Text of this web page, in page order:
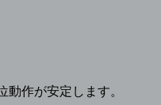
作が安定します。